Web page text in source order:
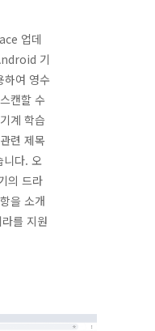
업데
기
여 영수
캔할 수
계 학습
련 제목
니다. 오
의 드라
을 소개
를 지원